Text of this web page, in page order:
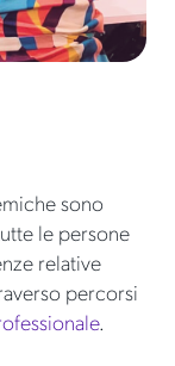
sono
le persone
relative
percorsi
.